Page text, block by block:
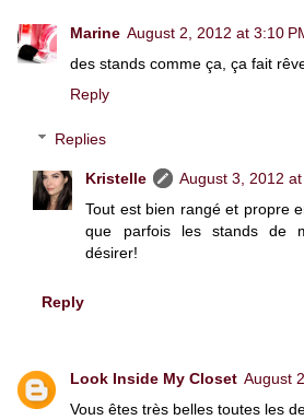
Marine August 2, 2012 at 3:10
des stands comme ça, ça fait
Reply
Replies
Kristelle
August 3, 2012
Tout est bien rangé et propre
que parfois les stands de
désirer!
Reply
Look Inside My Closet August
Vous êtes très belles toutes les